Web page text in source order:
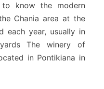
n
know the modern
Chania area at the
each year, usually in
The winery of
in Pontikiana in